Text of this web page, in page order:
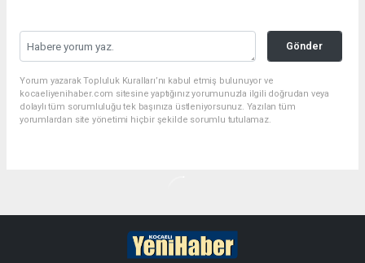
Gönder
Yorum yazarak Topluluk Kuralları’nı kabul etmiş bulunuyor ve
kocaeliyenihaber.com sitesine yaptığınız yorumunuzla ilgili doğrudan veya
dolaylı tüm sorumluluğu tek başınıza üstleniyorsunuz. Yazılan tüm
yorumlardan site yönetimi hiçbir şekilde sorumlu tutulamaz.